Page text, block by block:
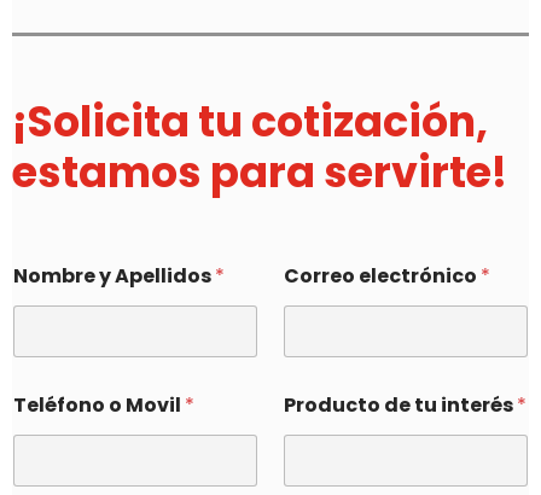
¡Solicita tu cotización,
estamos para servirte!
Nombre y Apellidos* Correo electrónico *
Teléfono o Movil * Producto de tu interés*